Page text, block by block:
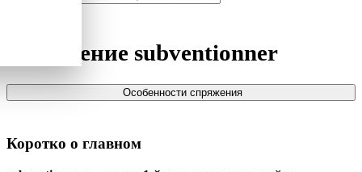
Спряжение subventionner
Особенности спряжения
Коротко о главном